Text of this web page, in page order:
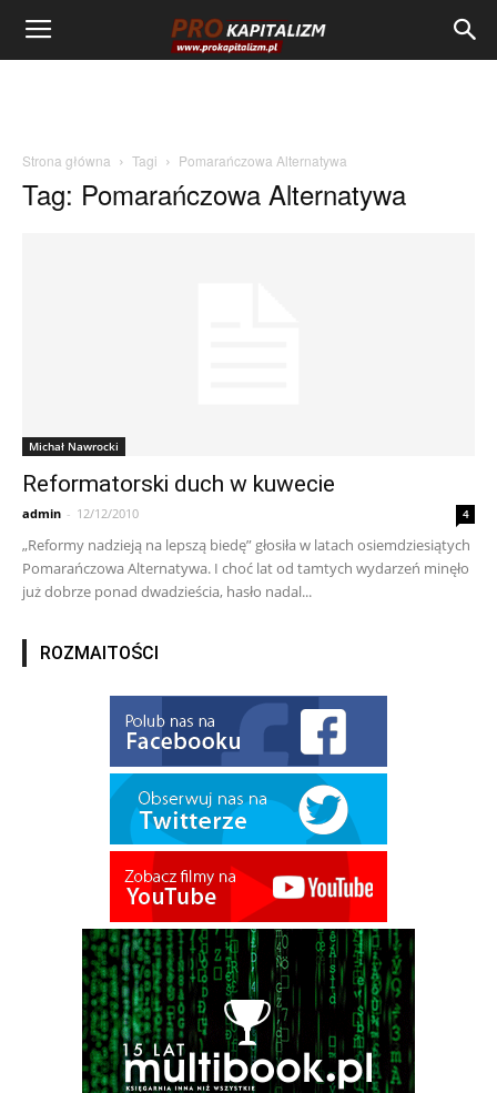
Strona główna Tagi Pomarańczowa Alternatywa
Tag: Pomarańczowa Alternatywa
Michał Nawrocki
Reformatorski duch w kuwecie
admin - 12/12/2010 4
„Reformy nadzieją na lepszą biedę” głosiła w latach osiemdziesiątych
Pomarańczowa Alternatywa. I choć lat od tamtych wydarzeń minęło
już dobrze ponad dwadzieścia, hasło nadal...
ROZMAITOŚCI